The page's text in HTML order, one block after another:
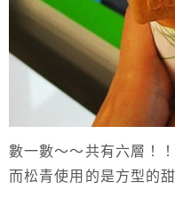
數一數～～共有六層！
而松青使用的是方型的